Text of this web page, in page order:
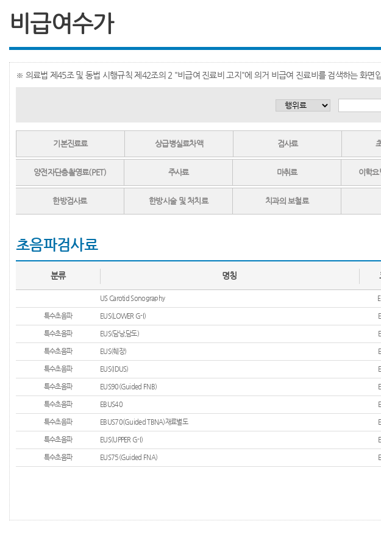
비급여수가
※ 의료법 제45조 및 동법 시행규칙 제42조의 2 "비급여 진료비 고지"에 의거 비급여 진료비를 검색하는 화면
기본진료료 상급병실료차액 검사료
양전자단층촬영료(PET) 주사료 마취료 이학
한방검사료 한방시술 및 처치료 치과의 보철료
초음파검사료
분류 명칭
US Carotid Sonography
특수초음파 EUS(LOWER G-I)
특수초음파 EUS(담낭,담도)
특수초음파 EUS(췌장)
특수초음파 EUS(IDUS)
특수초음파 EUS90(Guided FNB)
특수초음파 EBUS40
특수초음파 EBUS70(Guided TBNA)재료별도
특수초음파 EUS(UPPER G-I)
특수초음파 EUS75(Guided FNA)